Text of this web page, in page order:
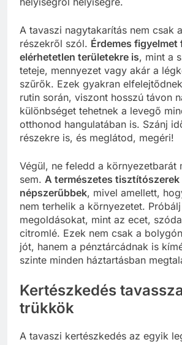
A tavaszi nagytakarítás nem csak
részekről szól. Érdemes figyelmet
elérhetetlen területekre is, mint a
teteje, mennyezet vagy akár a
szűrők. Ezek gyakran
rutin során, viszont hosszú távon
különbséget tehetnek a levegő
otthonod hangulatában is. Szánj
részekre is, és meglátod, megéri!
Végül, ne feledd a környezetbarát
sem. A természetes tisztítószerek
népszerűbbek, mivel amellett,
nem terhelik a környezetet.
megoldásokat, mint az ecet,
citromlé. Ezek nem csak a
jót, hanem a pénztárcádnak is
szinte minden háztartásban
Kertészkedés
trükkök
A tavaszi kertészkedés az egyik